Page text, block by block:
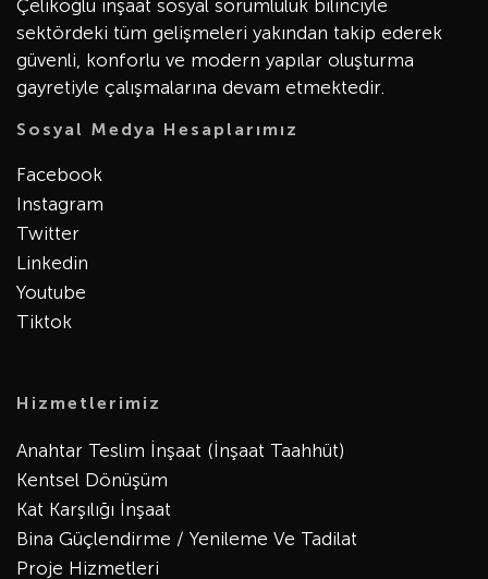
Çelikoğlu inşaat sosyal sorumluluk bilinciyle
sektördeki tüm gelişmeleri yakından takip ederek
güvenli, konforlu ve modern yapılar oluşturma
gayretiyle çalışmalarına devam etmektedir.
Sosyal Medya Hesaplarımız
Facebook
Instagram
Twitter
Linkedin
Youtube
Tiktok
Hizmetlerimiz
Anahtar Teslim İnşaat (İnşaat Taahhüt)
Kentsel Dönüşüm
Kat Karşılığı İnşaat
Bina Güçlendirme / Yenileme Ve Tadilat
Proje Hizmetleri